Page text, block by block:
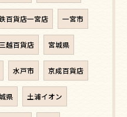
百貨店一宮店 一宮市
越百貨店 宮城県
水戸市 京成百貨店
県 土浦イオン